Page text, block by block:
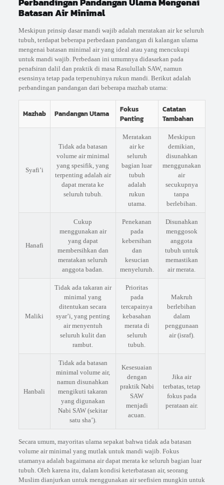
Batasan Air Minimal
Meskipun prinsip dasar mandi wajib adalah meratakan air ke seluruh
tubuh, terdapat beberapa perbedaan pandangan di kalangan ulama
mengenai batasan minimal air yang ideal atau yang mencukupi
untuk mandi wajib. Perbedaan ini umumnya didasarkan pada
penafsiran dalil dan praktik di masa Rasulullah SAW, namun
esensinya tetap pada terpenuhinya rukun mandi. Berikut adalah
perbandingan pandangan dari beberapa mazhab utama:
Mazhab Pandangan Utama
Fokus
Penting
Catatan
Tambahan
Syafi’i
Tidak ada batasan
volume air minimal
yang spesifik, yang
terpenting adalah air
dapat merata ke
seluruh tubuh.
Meratakan
air ke
seluruh
bagian luar
tubuh
adalah
rukun
utama.
Meskipun
demikian,
disunahkan
menggunakan
air
secukupnya
tanpa
berlebihan.
Hanafi
Cukup
menggunakan air
yang dapat
membersihkan dan
meratakan seluruh
anggota badan.
Penekanan
pada
kebersihan
dan
kesucian
menyeluruh.
Disunahkan
menggosok
anggota
tubuh untuk
memastikan
air merata.
Maliki
Tidak ada takaran air
minimal yang
ditentukan secara
syar’i, yang penting
air menyentuh
seluruh kulit dan
rambut.
Prioritas
pada
tercapainya
kebasahan
merata di
seluruh
tubuh.
Makruh
berlebihan
dalam
penggunaan
air (israf).
Hanbali
Tidak ada batasan
minimal volume air,
namun disunahkan
mengikuti takaran
yang digunakan
Nabi SAW (sekitar
satu sha’).
Kesesuaian
dengan
praktik Nabi
SAW
menjadi
acuan.
Jika air
terbatas, tetap
fokus pada
perataan air.
Secara umum, mayoritas ulama sepakat bahwa tidak ada batasan
volume air minimal yang mutlak untuk mandi wajib. Fokus
utamanya adalah bagaimana air dapat merata ke seluruh bagian luar
tubuh. Oleh karena itu, dalam kondisi keterbatasan air, seorang
Muslim dianjurkan untuk menggunakan air seefisien mungkin untuk